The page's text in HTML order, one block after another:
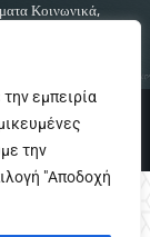
εμπειρία
την
"Αποδοχή
Κοινωνικά,